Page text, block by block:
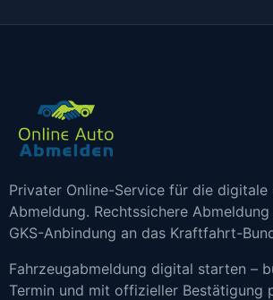
Privater Online-Service für die digitale
Abmeldung. Rechtssichere
GKS-Anbindung an das Kraftfahrt-
Fahrzeugabmeldung digital starten –
Termin und mit offizieller Bestätigung